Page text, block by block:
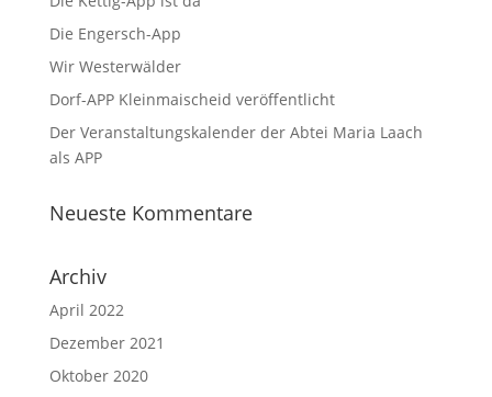
Die Engersch-App
Wir Westerwälder
Dorf-APP Kleinmaischeid veröffentlicht
Der Veranstaltungskalender der Abtei Maria Laach
als APP
Neueste Kommentare
Archiv
April 2022
Dezember 2021
Oktober 2020